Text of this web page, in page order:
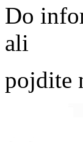
Do
ali
pojdite